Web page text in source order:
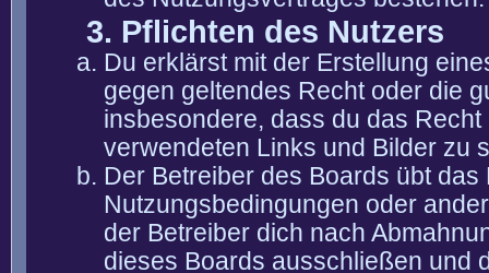
3. Pflichten des Nutzers
Du erklärst mit der Erstellung
gegen geltendes Recht oder die
insbesondere, dass du das
verwendeten Links und Bilder zu
Der Betreiber des Boards übt
Nutzungsbedingungen oder
der Betreiber dich nach
dieses Boards ausschließen und